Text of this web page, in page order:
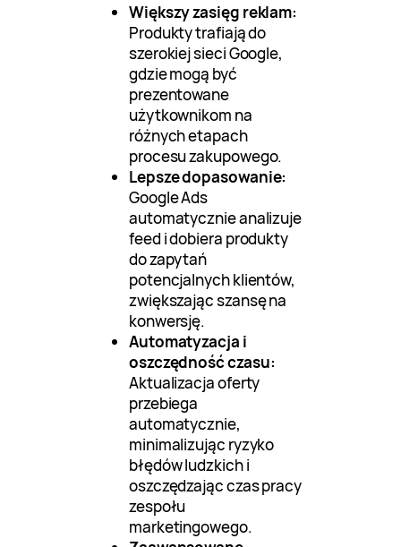
Większy zasięg reklam:
Produkty trafiają do
szerokiej sieci Google,
gdzie mogą być
prezentowane
użytkownikom na
różnych etapach
procesu zakupowego.
Lepsze dopasowanie:
Google Ads
automatycznie analizuje
feed i dobiera produkty
do zapytań
potencjalnych klientów,
zwiększając szansę na
konwersję.
Automatyzacja i
oszczędność czasu:
Aktualizacja oferty
przebiega
automatycznie,
minimalizując ryzyko
błędów ludzkich i
oszczędzając czas pracy
zespołu
marketingowego.